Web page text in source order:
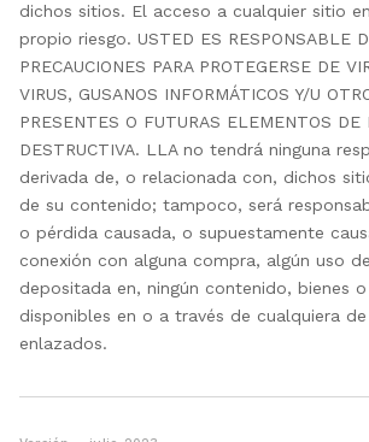
dichos sitios. El acceso a cualquier sitio
propio riesgo. USTED ES RESPONSABLE
PRECAUCIONES PARA PROTEGERSE DE
VIRUS, GUSANOS INFORMÁTICOS Y/U
PRESENTES O FUTURAS ELEMENTOS DE
DESTRUCTIVA. LLA no tendrá ninguna
derivada de, o relacionada con, dichos
de su contenido; tampoco, será
o pérdida causada, o supuestamente
conexión con alguna compra, algún uso
depositada en, ningún contenido, bienes o
disponibles en o a través de cualquiera
enlazados.